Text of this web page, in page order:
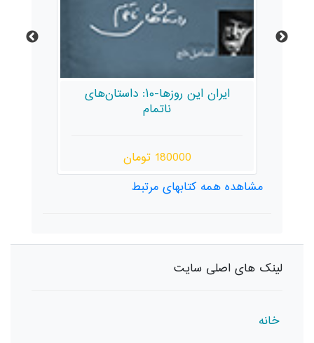
ایران این روزها-12: هیولاخوانی ایران این روزها-۱۰: داستان‌های
مشاهده همه کتابهای مرتبط
لینک های اصلی سایت
خانه